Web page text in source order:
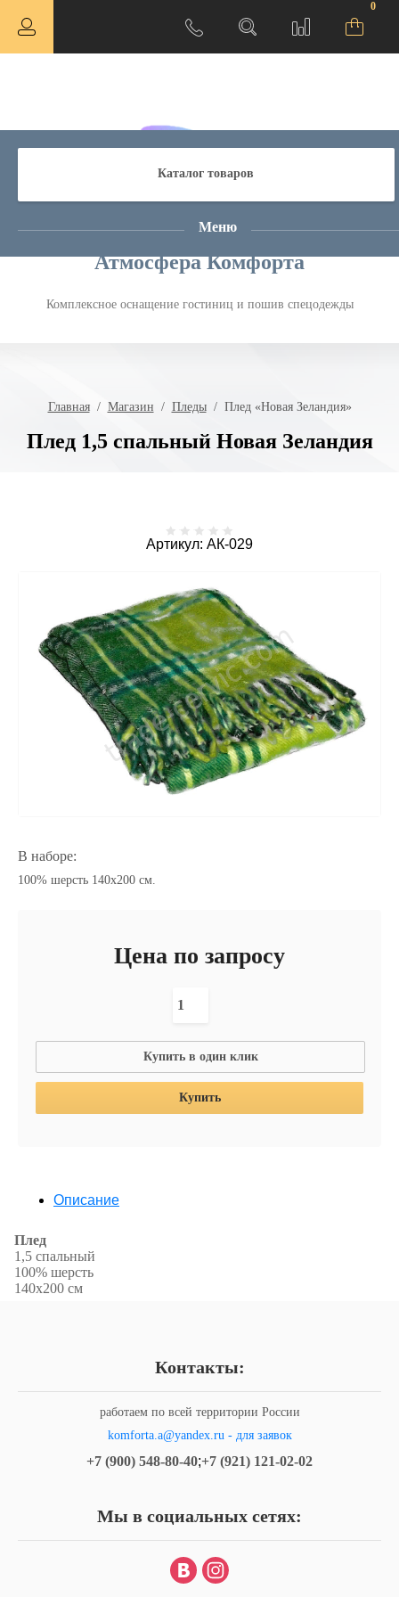
0
Атмосфера Комфорта
Комплексное оснащение гостиниц и пошив спецодежды
Главная
  /
Магазин
  /
Пледы
  /  Плед «Новая Зеландия»
Плед 1,5 спальный Новая Зеландия
Каталог товаров
Меню
Артикул: АК-029
В наборе:
100% шерсть 140х200 см.
Цена по запросу
Купить в один клик
Купить
Описание
Плед
1,5 спальный
100% шерсть
140х200 см
Контакты:
работаем по всей территории России
komforta.a@yandex.ru - для заявок
+7 (900) 548-80-40;+7 (921) 121-02-02
Мы в социальных сетях: